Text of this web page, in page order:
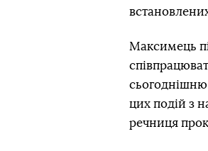
Максимець
сьогоднішню
цих подій з
речниця